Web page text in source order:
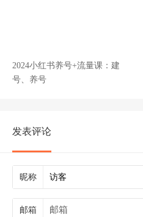
2024小红书养号+流量课：建
号、养号
发表评论
昵称
邮箱